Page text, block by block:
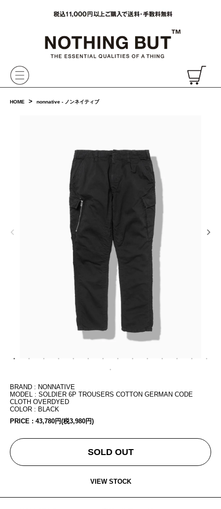
HOME > nonnative - ノンネイティブ
BRAND : NONNATIVE
MODEL : SOLDIER 6P TROUSERS COTTON GERMAN CODE
CLOTH OVERDYED
COLOR : BLACK
PRICE : 43,780円(税3,980円)
SOLD OUT
VIEW STOCK